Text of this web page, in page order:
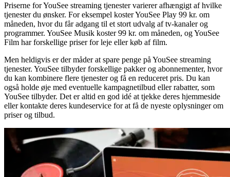
Priserne for YouSee streaming tjenester varierer afhængigt af hvilke
tjenester du ønsker. For eksempel koster YouSee Play 99 kr. om
måneden, hvor du får adgang til et stort udvalg af tv-kanaler og
programmer. YouSee Musik koster 99 kr. om måneden, og YouSee
Film har forskellige priser for leje eller køb af film.
Men heldigvis er der måder at spare penge på YouSee streaming
tjenester. YouSee tilbyder forskellige pakker og abonnementer, hvor
du kan kombinere flere tjenester og få en reduceret pris. Du kan
også holde øje med eventuelle kampagnetilbud eller rabatter, som
YouSee tilbyder. Det er altid en god idé at tjekke deres hjemmeside
eller kontakte deres kundeservice for at få de nyeste oplysninger om
priser og tilbud.